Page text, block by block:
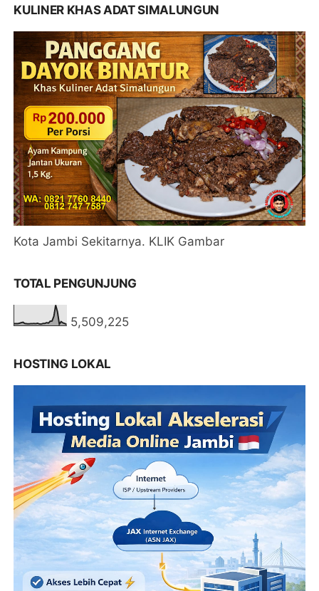
KULINER KHAS ADAT SIMALUNGUN
Kota Jambi Sekitarnya. KLIK Gambar
TOTAL PENGUNJUNG
5,509,225
HOSTING LOKAL